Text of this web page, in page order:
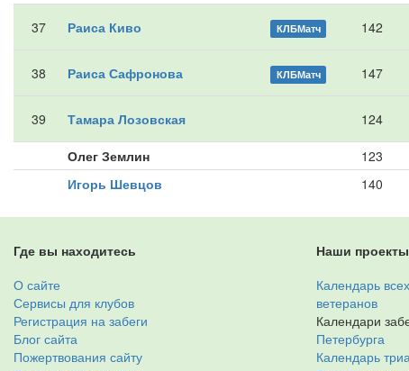
37 КЛБМатч
Раиса Киво 142
38 КЛБМатч
Раиса Сафронова 147
39 Тамара Лозовская 124
Олег Землин 123
Игорь Шевцов
140
Где вы находитесь
О сайте
Сервисы для клубов
Регистрация на забеги
Блог сайта
Пожертвования сайту
Наши проекты
Календарь
ветеранов
Календари
Петербурга
Календарь